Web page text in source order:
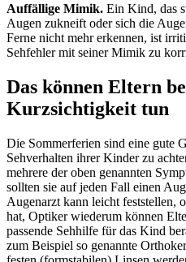
Auffällige Mimik. Ein Kind, das
Augen zukneift oder sich die
Ferne nicht mehr erkennen, ist
Sehfehler mit seiner Mimik zu
Das können Eltern
Kurzsichtigkeit tun
Die Sommerferien sind eine gute
Sehverhalten ihrer Kinder zu
mehrere der oben genannten
sollten sie auf jeden Fall einen
Augenarzt kann leicht feststellen,
hat, Optiker wiederum können
passende Sehhilfe für das Kind
zum Beispiel so genannte